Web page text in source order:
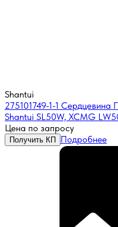
Shantui
275101749-1-1 Сердцевина
Shantui SL50W, XCMG
Цена по запросу
Получить КП Подробнее